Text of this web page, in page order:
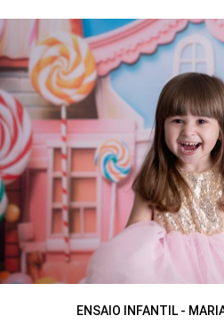
ENSAIO INFANTIL -